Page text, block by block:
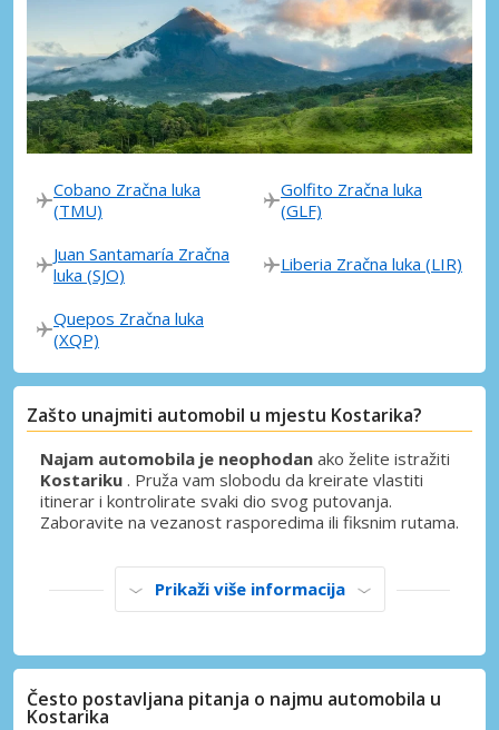
Cobano Zračna luka
(TMU)
Golfito Zračna luka
(GLF)
Juan Santamaría Zračna
luka (SJO)
Liberia Zračna luka (LIR)
Quepos Zračna luka
(XQP)
Zašto unajmiti automobil u mjestu Kostarika?
Najam automobila je neophodan ako želite istražiti
Kostariku . Pruža vam slobodu da kreirate vlastiti
itinerar i kontrolirate svaki dio svog putovanja.
Zaboravite na vezanost rasporedima ili fiksnim rutama.
Prikaži više informacija
Često postavljana pitanja o najmu automobila u
Kostarika